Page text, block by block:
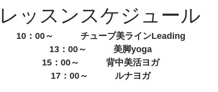
レッスンスケジュール
10：00～　　　チューブ美ラインLeading
13：00～　　　美脚yoga
15：00～　　　背中美活ヨガ
17：00～　　　ルナヨガ